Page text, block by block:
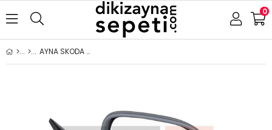
0
AYNA SKODA OCTAVIA 2008-2012 ELEKTRİKLİ ISITMALI ASTARLI SİNYALLİ ALT AYDINLATMALI SAĞ